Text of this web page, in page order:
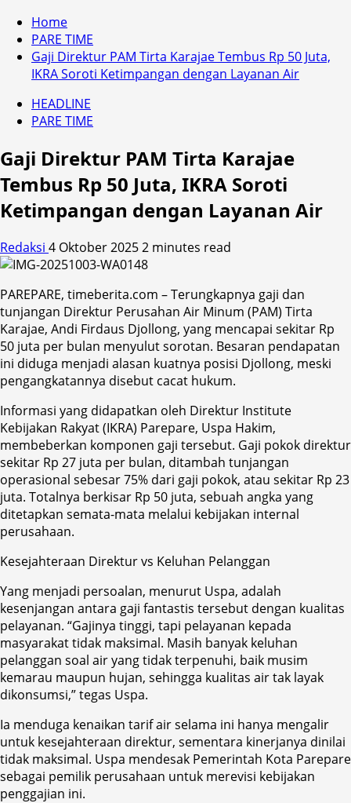
Home
PARE TIME
Gaji Direktur PAM Tirta Karajae Tembus Rp 50 Juta,
IKRA Soroti Ketimpangan dengan Layanan Air
HEADLINE
PARE TIME
Gaji Direktur PAM Tirta Karajae
Tembus Rp 50 Juta, IKRA Soroti
Ketimpangan dengan Layanan Air
Redaksi 4 Oktober 20252 minutes read
PAREPARE, timeberita.com – Terungkapnya gaji dan
tunjangan Direktur Perusahan Air Minum (PAM) Tirta
Karajae, Andi Firdaus Djollong, yang mencapai sekitar Rp
50 juta per bulan menyulut sorotan. Besaran pendapatan
ini diduga menjadi alasan kuatnya posisi Djollong, meski
pengangkatannya disebut cacat hukum.
Informasi yang didapatkan oleh Direktur Institute
Kebijakan Rakyat (IKRA) Parepare, Uspa Hakim,
membeberkan komponen gaji tersebut. Gaji pokok direktur
sekitar Rp 27 juta per bulan, ditambah tunjangan
operasional sebesar 75% dari gaji pokok, atau sekitar Rp 23
juta. Totalnya berkisar Rp 50 juta, sebuah angka yang
ditetapkan semata-mata melalui kebijakan internal
perusahaan.
Kesejahteraan Direktur vs Keluhan Pelanggan
Yang menjadi persoalan, menurut Uspa, adalah
kesenjangan antara gaji fantastis tersebut dengan kualitas
pelayanan. “Gajinya tinggi, tapi pelayanan kepada
masyarakat tidak maksimal. Masih banyak keluhan
pelanggan soal air yang tidak terpenuhi, baik musim
kemarau maupun hujan, sehingga kualitas air tak layak
dikonsumsi,” tegas Uspa.
Ia menduga kenaikan tarif air selama ini hanya mengalir
untuk kesejahteraan direktur, sementara kinerjanya dinilai
tidak maksimal. Uspa mendesak Pemerintah Kota Parepare
sebagai pemilik perusahaan untuk merevisi kebijakan
penggajian ini.